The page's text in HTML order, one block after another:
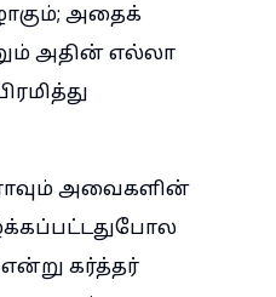
அதைக்
அதின் எல்லா
அவைகளின்
கர்த்தர்